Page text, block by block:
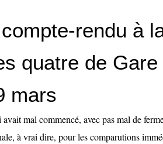
rendu à
quatre de
mars
avait mal commencé, avec pas mal de
à vrai dire, pour les comparutions